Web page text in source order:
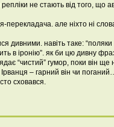
не стають від того, що
перекладача. але ніхто ні
дивними. навіть таке:
в іронію”. як би цю дивну
“чистий” гумор, поки він
– гарний він чи
сховався.